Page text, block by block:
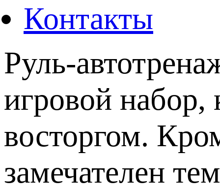
Контакты
Руль-
игровой
восторгом.
замечателен